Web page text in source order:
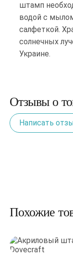
штамп
водой с
салфеткой.
солнечных
Украине.
Отзывы о
Написать
Похожие